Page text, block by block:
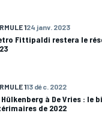
124 janv. 2023
Fittipaldi restera le
113 déc. 2022
Hülkenberg à De Vries : le
de 2022